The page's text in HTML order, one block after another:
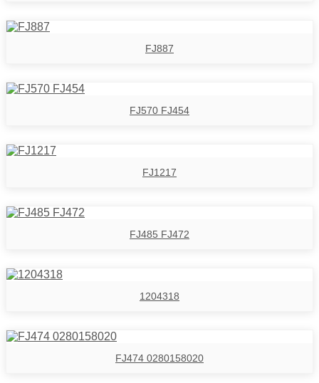
FJ887
FJ570 FJ454
FJ1217
FJ485 FJ472
1204318
FJ474 0280158020